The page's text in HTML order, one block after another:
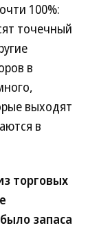
100%:
точечный
в
выходят
в
торговых
запаса